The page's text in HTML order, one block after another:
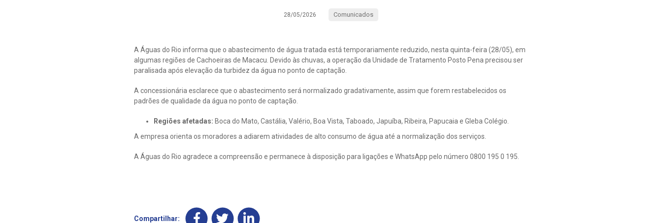
28/05/2026 Comunicados
A Águas do Rio informa que o abastecimento de água tratada está temporariamente reduzido, nesta quinta-feira (28/05), em
algumas regiões de Cachoeiras de Macacu. Devido às chuvas, a operação da Unidade de Tratamento Posto Pena precisou ser
paralisada após elevação da turbidez da água no ponto de captação.
A concessionária esclarece que o abastecimento será normalizado gradativamente, assim que forem restabelecidos os
padrões de qualidade da água no ponto de captação.
Regiões afetadas: Boca do Mato, Castália, Valério, Boa Vista, Taboado, Japuíba, Ribeira, Papucaia e Gleba Colégio.
A empresa orienta os moradores a adiarem atividades de alto consumo de água até a normalização dos serviços.
A Águas do Rio agradece a compreensão e permanece à disposição para ligações e WhatsApp pelo número 0800 195 0 195.
Compartilhar: